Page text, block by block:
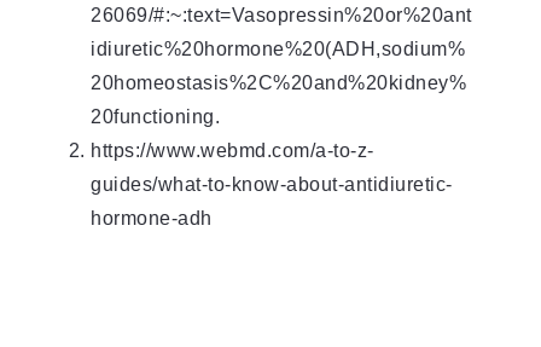
26069/#:~:text=Vasopressin%20or%20ant
idiuretic%20hormone%20(ADH,sodium%
20homeostasis%2C%20and%20kidney%
20functioning.
https://www.webmd.com/a-to-z-
guides/what-to-know-about-antidiuretic-
hormone-adh